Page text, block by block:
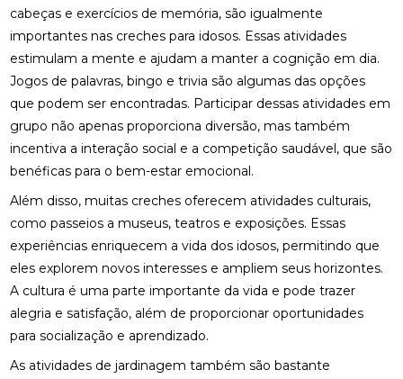
cabeças e exercícios de memória, são igualmente
importantes nas creches para idosos. Essas atividades
estimulam a mente e ajudam a manter a cognição em dia.
Jogos de palavras, bingo e trivia são algumas das opções
que podem ser encontradas. Participar dessas atividades em
grupo não apenas proporciona diversão, mas também
incentiva a interação social e a competição saudável, que são
benéficas para o bem-estar emocional.
Além disso, muitas creches oferecem atividades culturais,
como passeios a museus, teatros e exposições. Essas
experiências enriquecem a vida dos idosos, permitindo que
eles explorem novos interesses e ampliem seus horizontes.
A cultura é uma parte importante da vida e pode trazer
alegria e satisfação, além de proporcionar oportunidades
para socialização e aprendizado.
As atividades de jardinagem também são bastante